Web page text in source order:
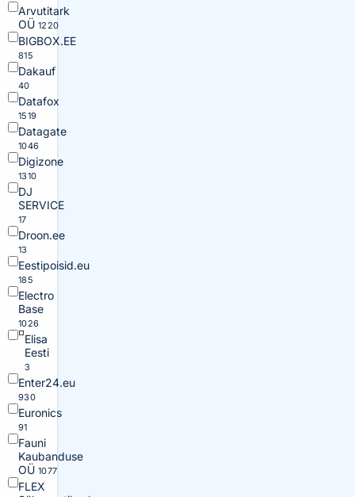
Arvutitark
OÜ 1220
BIGBOX.EE
815
Dakauf
40
Datafox
1519
Datagate
1046
Digizone
1310
DJ
SERVICE
17
Droon.ee
13
Eestipoisid.eu
185
Electro
Base
1026
Elisa
Eesti
3
Enter24.eu
930
Euronics
91
Fauni
Kaubanduse
OÜ 1077
FLEX